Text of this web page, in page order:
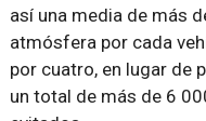
así una media de más
atmósfera por cada
por cuatro, en lugar de
un total de más de 6